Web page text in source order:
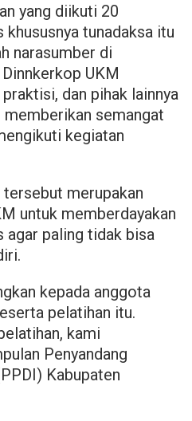
yang diikuti 20
tunadaksa itu
narasumber di
UKM
dan pihak lainnya
memberikan semangat
kegiatan
merupakan
untuk memberdayakan
agar paling tidak bisa
kepada anggota
pelatihan itu.
kami
Penyandang
Kabupaten